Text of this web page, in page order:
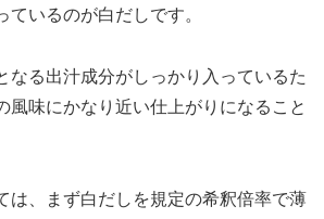
ているのが白だしです。
なる出汁成分がしっかり入っているた
風味にかなり近い仕上がりになること
は、まず白だしを規定の希釈倍率で薄